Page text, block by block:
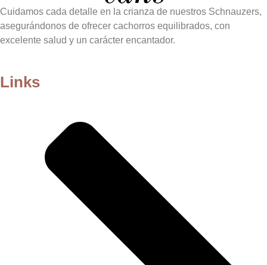
Cuidamos cada detalle en la crianza de nuestros Schnauzers,
asegurándonos de ofrecer cachorros equilibrados, con
excelente salud y un carácter encantador.
Links